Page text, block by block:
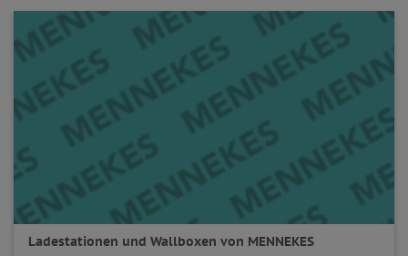
Ladestationen und Wallboxen von MENNEKES